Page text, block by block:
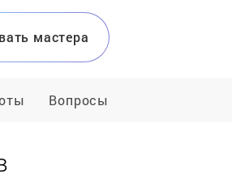
мастера
Вопросы